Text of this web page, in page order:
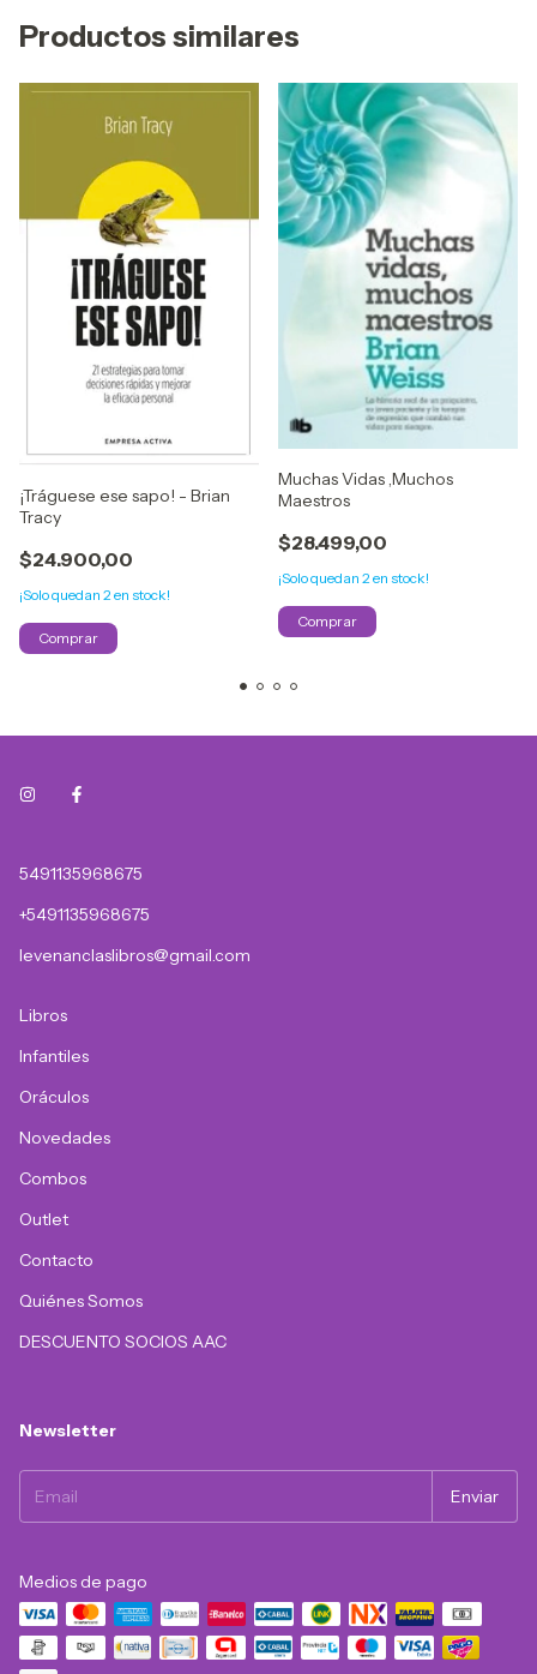
Productos similares
¡Tráguese ese sapo! - Brian
Tracy
$24.900,00
¡Solo quedan 2 en stock!
Muchas Vidas ,Muchos
Maestros
$28.499,00
¡Solo quedan 2 en stock!
5491135968675
+5491135968675
levenanclaslibros@gmail.com
Libros
Infantiles
Oráculos
Novedades
Combos
Outlet
Contacto
Quiénes Somos
DESCUENTO SOCIOS AAC
Newsletter
Medios de pago